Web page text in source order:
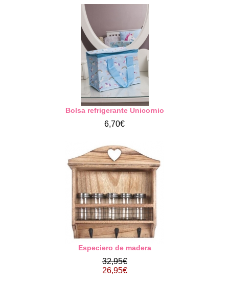
Bolsa refrigerante Unicornio
6,70€
Especiero de madera
32,95€
26,95€